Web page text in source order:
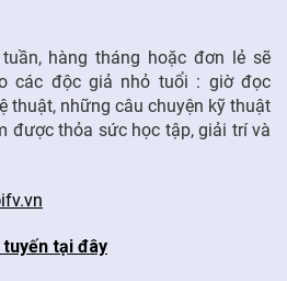
hàng tháng hoặc đơn lẻ sẽ
các độc giả nhỏ tuổi : giờ đọc
thuật, những câu chuyện kỹ thuật
được thỏa sức học tập, giải trí và
tại đây